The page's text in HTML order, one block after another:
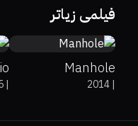
فیلمی زیاتر
Manhole
|
2014
|